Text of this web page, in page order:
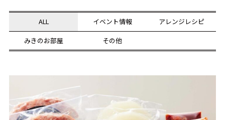
ALL イベント情報
アレンジレシピ
みきのお部屋
その他